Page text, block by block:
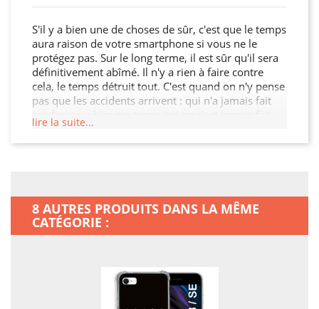
S'il y a bien une de choses de sûr, c'est que le temps
aura raison de votre smartphone si vous ne le
protégez pas. Sur le long terme, il est sûr qu'il sera
définitivement abîmé. Il n'y a rien à faire contre
cela, le temps détruit tout. C'est quand on n'y pense
pas que les accidents arrivent : qui n'a jamais fait
tomber un objet par terre, qui ne s'est jamais fait
bousculer, qui n'a jamais jeté son sac un peu trop
vite par terre ? Il suffira d'une seule fois, et vous le
s'enfoncent définitivement, la liste de ce qui peut
impacter votre appareil est longue... Plutôt que de
prendre une assurance pas forcément
lire la suite...
8 AUTRES PRODUITS DANS LA MÊME
CATÉGORIE :